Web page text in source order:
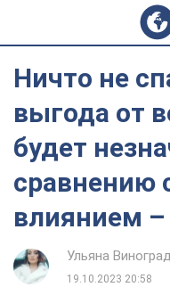
Ничто не
выгода от
будет
сравнению
влиянием –
Ульяна
19.10.2023 20:58